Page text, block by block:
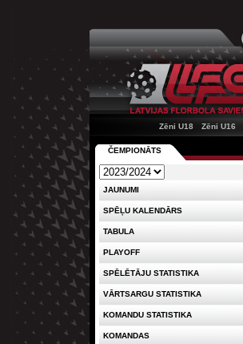
Zēni U18
Zēni U16
ČEMPIONĀTS
JAUNUMI
SPĒĻU KALENDĀRS
TABULA
PLAYOFF
SPĒLĒTĀJU STATISTIKA
VĀRTSARGU STATISTIKA
KOMANDU STATISTIKA
KOMANDAS